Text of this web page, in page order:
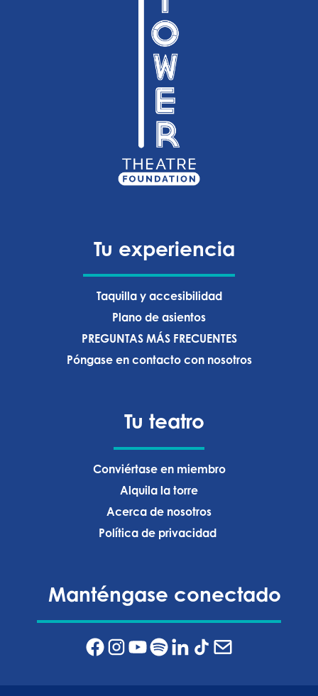
Tu experiencia
Taquilla y accesibilidad
Plano de asientos
PREGUNTAS MÁS FRECUENTES
Póngase en contacto con nosotros
Tu teatro
Conviértase en miembro
Alquila la torre
Acerca de nosotros
Política de privacidad ‍
Manténgase conectado